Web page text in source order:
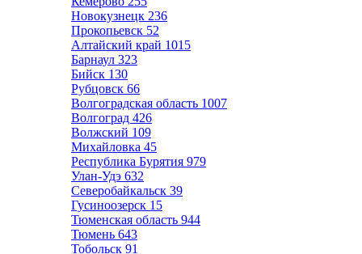
Новокузнецк 236
Прокопьевск 52
Алтайский край 1015
Барнаул 323
Бийск 130
Рубцовск 66
Волгоградская область 1007
Волгоград 426
Волжский 109
Михайловка 45
Республика Бурятия 979
Улан-Удэ 632
Северобайкальск 39
Гусиноозерск 15
Тюменская область 944
Тюмень 643
Тобольск 91